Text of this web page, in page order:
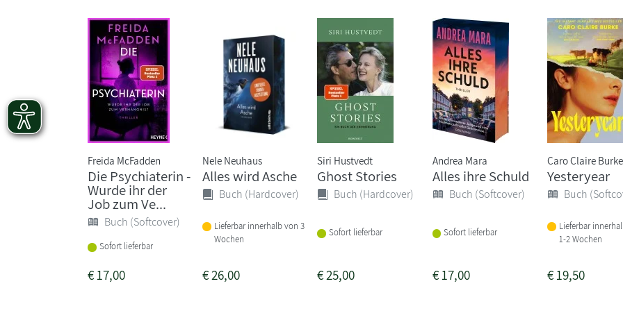
Freida McFadden
Die Psychiaterin -
Wurde ihr der
Job zum Ve...
Buch (Softcover)
Sofort lieferbar
€17,00
Nele Neuhaus
Alles wird Asche
Buch (Hardcover)
Lieferbar innerhalb von 3
Wochen
€26,00
Siri Hustvedt
Ghost Stories
Buch (Hardcover)
Sofort lieferbar
€25,00
Andrea Mara
Alles ihre Schuld
Buch (Softcover)
Sofort lieferbar
€17,00
Caro Claire Burke
Yesteryear
Buch
Lieferbar
1-2 Wochen
€19,50